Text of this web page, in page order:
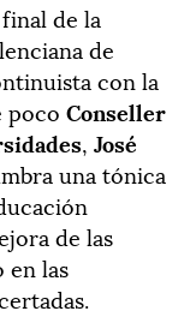
de la
de
con la
poco Conseller
, José
una tónica
de las
en las